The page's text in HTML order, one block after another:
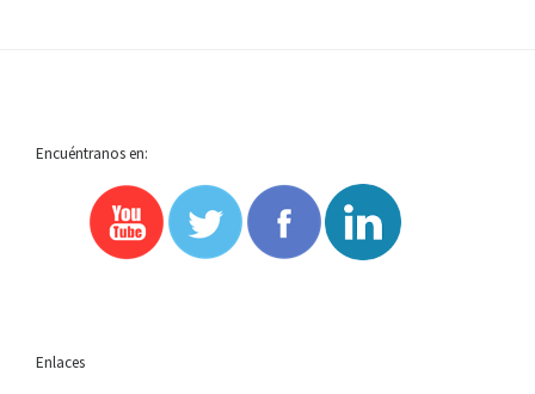
Encuéntranos en:
Enlaces